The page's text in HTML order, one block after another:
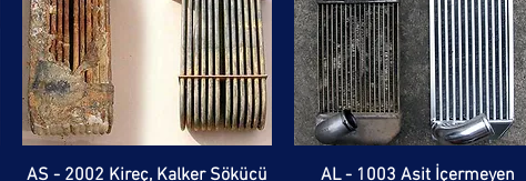
AS - 2002 Kireç, Kalker Sökücü
AL - 1003 Asit İçermeyen